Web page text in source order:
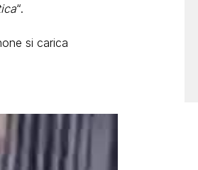
“.
si carica